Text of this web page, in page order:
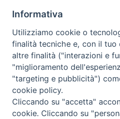
Calendario
<< Ago
l m m g
27
28
3
4 5 6
Informativa
Utilizziamo cookie o
finalità tecniche e, con il tuo
altre finalità ("interazioni e
"miglioramento
"targeting e pubblicità")
cookie policy.
Cliccando su "accetta"
cookie. Cliccando su